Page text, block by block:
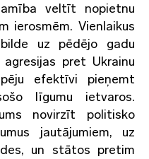
veltīt nopietnu
ierosmēm. Vienlaikus
uz pēdējo gadu
pret Ukrainu
efektīvi pieņemt
līgumu ietvaros.
novirzīt politisko
jautājumiem, uz
un stātos pretim